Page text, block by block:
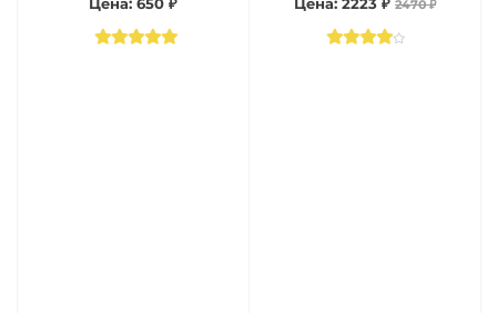
2470 ₽